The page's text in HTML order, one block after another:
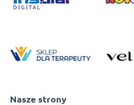
Nasze strony